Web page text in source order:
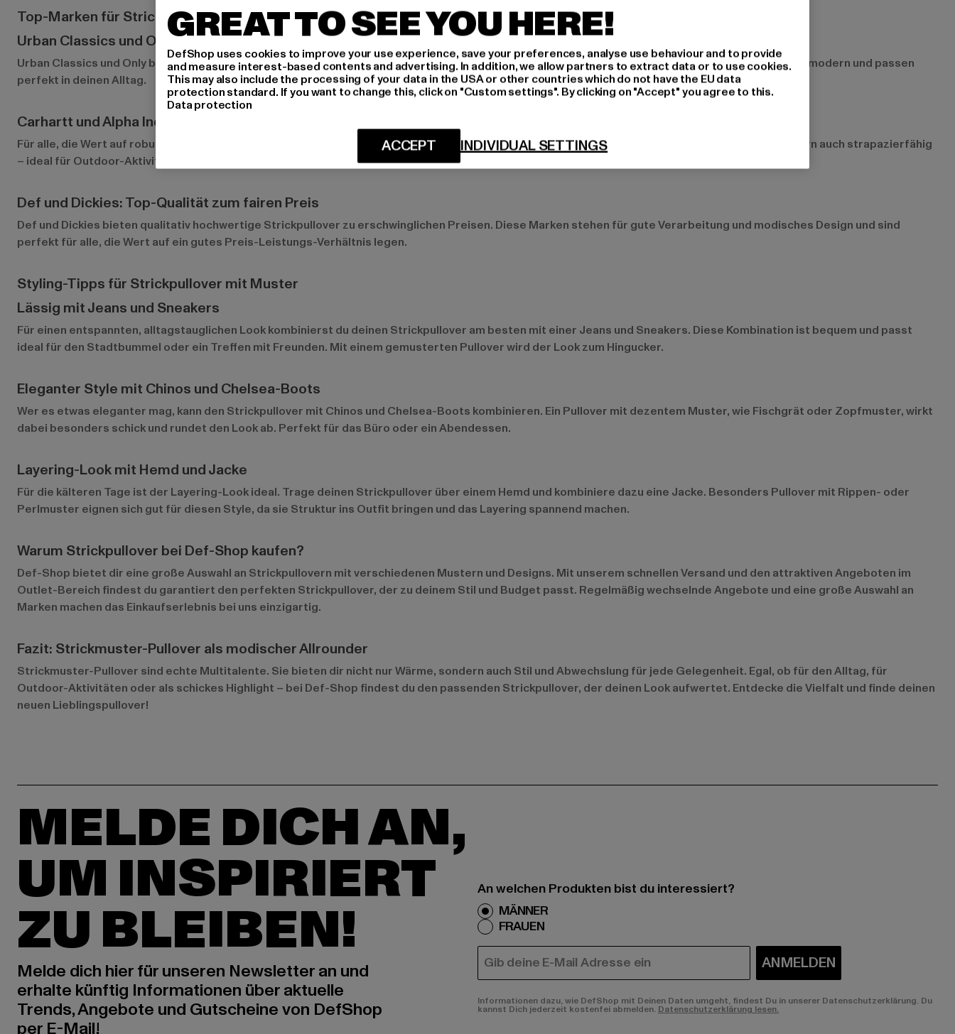
Top-Marken für Strickpullover bei Def-Shop
Urban Classics und Only: Lässig und trendig
Urban Classics und Onlybieten eine tolle Auswahl an lässigen, alltagstauglichen Strickpullovern mit unterschiedlichen Mustern. Diese Modelle sind modern und passen
perfekt in deinen Alltag.
Carhartt und Alpha Industries: Outdoor-geeignet und robust
Für alle, die Wert auf robuste Qualität legen, sind Alpha Industries
die richtige Wahl. Diese Strickpullover sind nicht nur stylisch, sondern auch strapazierfähig
– ideal für Outdoor-Aktivitäten und Abenteuer.
Def und Dickies: Top-Qualität zum fairen Preis
Def und Dickies bieten qualitativ hochwertige Strickpullover zu erschwinglichen Preisen. Diese Marken stehen für gute Verarbeitung und modisches Design und sind
perfekt für alle, die Wert auf ein gutes Preis-Leistungs-Verhältnis legen.
Styling-Tipps für Strickpullover mit Muster
Lässig mit Jeans und Sneakers
Für einen entspannten, alltagstauglichen Look kombinierst du deinen Strickpullover am besten mit einer Jeans und Sneakers. Diese Kombination ist bequem und passt
ideal für den Stadtbummel oder ein Treffen mit Freunden. Mit einem gemusterten Pullover wird der Look zum Hingucker.
Eleganter Style mit Chinos und Chelsea-Boots
Wer es etwas eleganter mag, kann den Strickpullover mit Chinos und Chelsea-Boots kombinieren. Ein Pullover mit dezentem Muster, wie Fischgrät oder Zopfmuster, wirkt
dabei besonders schick und rundet den Look ab. Perfekt für das Büro oder ein Abendessen.
Layering-Look mit Hemd und Jacke
Für die kälteren Tage ist der Layering-Look ideal. Trage deinen Strickpullover über einem Hemd und kombiniere dazu eine Jacke. Besonders Pullover mit Rippen- oder
Perlmuster eignen sich gut für diesen Style, da sie Struktur ins Outfit bringen und das Layering spannend machen.
Warum Strickpullover bei Def-Shop kaufen?
Def-Shop bietet dir eine große Auswahl an Strickpullovern mit verschiedenen Mustern und Designs. Mit unserem schnellen Versand und den attraktiven Angeboten im
Outlet-Bereich findest du garantiert den perfekten Strickpullover, der zu deinem Stil und Budget passt. Regelmäßig wechselnde Angebote und eine große Auswahl an
Marken machen das Einkaufserlebnis bei uns einzigartig.
Fazit: Strickmuster-Pullover als modischer Allrounder
Strickmuster-Pullover sind echte Multitalente. Sie bieten dir nicht nur Wärme, sondern auch Stil und Abwechslung für jede Gelegenheit. Egal, ob für den Alltag, für
Outdoor-Aktivitäten oder als schickes Highlight – bei Def-Shop findest du den passenden Strickpullover, der deinen Look aufwertet. Entdecke die Vielfalt und finde deinen
neuen Lieblingspullover!
MELDE DICH AN,
UM INSPIRIERT
ZU BLEIBEN!
Melde dich hier für unseren Newsletter an und
erhalte künftig Informationen über aktuelle
Trends, Angebote und Gutscheine von DefShop
per E-Mail!
An welchen Produkten bist du interessiert?
MÄNNER
FRAUEN
E-MAIL ANMELDEN
Informationen dazu, wie DefShop mit Deinen Daten umgeht, findest Du in unserer Datenschutzerklärung. Du
kannst Dich jederzeit kostenfei abmelden. Datenschutzerklärung lesen.
GREAT TO SEE YOU HERE!
DefShop uses cookies to improve your use experience, save your preferences, analyse use behaviour and to provide
and measure interest-based contents and advertising. In addition, we allow partners to extract data or to use cookies.
This may also include the processing of your data in the USA or other countries which do not have the EU data
protection standard. If you want to change this, click on "Custom settings". By clicking on "Accept" you agree to this.
Data protection
INDIVIDUAL SETTINGS
ACCEPT